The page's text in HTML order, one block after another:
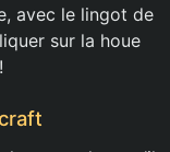
avec le lingot de
sur la houe